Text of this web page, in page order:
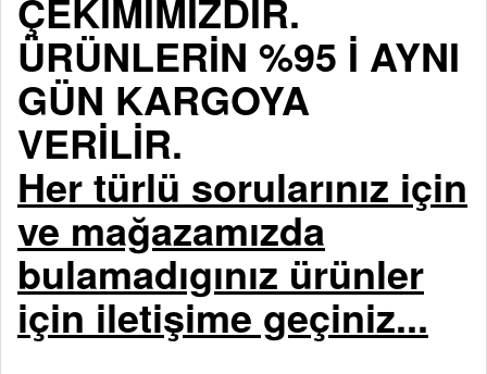
ÇEKİMİMİZDİR.
ÜRÜNLERİN %95 İ AYNI
GÜN KARGOYA
VERİLİR.
Her türlü sorularınız için
ve mağazamızda
bulamadıgınız ürünler
için iletişime geçiniz...